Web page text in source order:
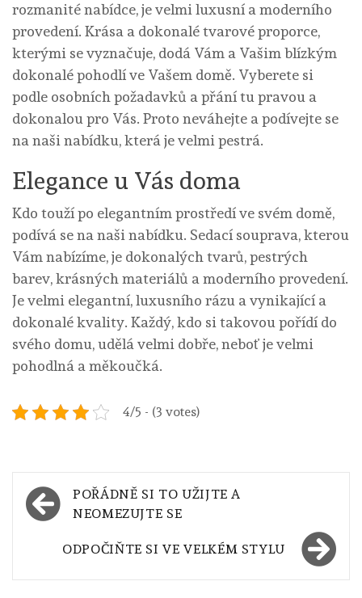
rozmanité nabídce, je velmi luxusní a moderního
provedení. Krása a dokonalé tvarové proporce,
kterými se vyznačuje, dodá Vám a Vašim blízkým
dokonalé pohodlí ve Vašem domě. Vyberete si
podle osobních požadavků a přání tu pravou a
dokonalou pro Vás. Proto neváhejte a podívejte se
na naši nabídku, která je velmi pestrá.
Elegance u Vás doma
Kdo touží po elegantním prostředí ve svém domě,
podívá se na naši nabídku. Sedací souprava, kterou
Vám nabízíme, je dokonalých tvarů, pestrých
barev, krásných materiálů a moderního provedení.
Je velmi elegantní, luxusního rázu a vynikající a
dokonalé kvality. Každý, kdo si takovou pořídí do
svého domu, udělá velmi dobře, neboť je velmi
pohodlná a měkoučká.
4/5 - (3 votes)
Navigace
pro
příspěvek
POŘÁDNĚ SI TO UŽIJTE A
NEOMEZUJTE SE
ODPOČIŇTE SI VE VELKÉM STYLU